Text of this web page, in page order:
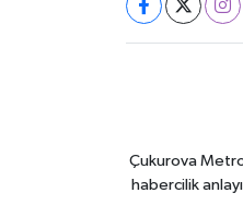
Çukurova
habercilik